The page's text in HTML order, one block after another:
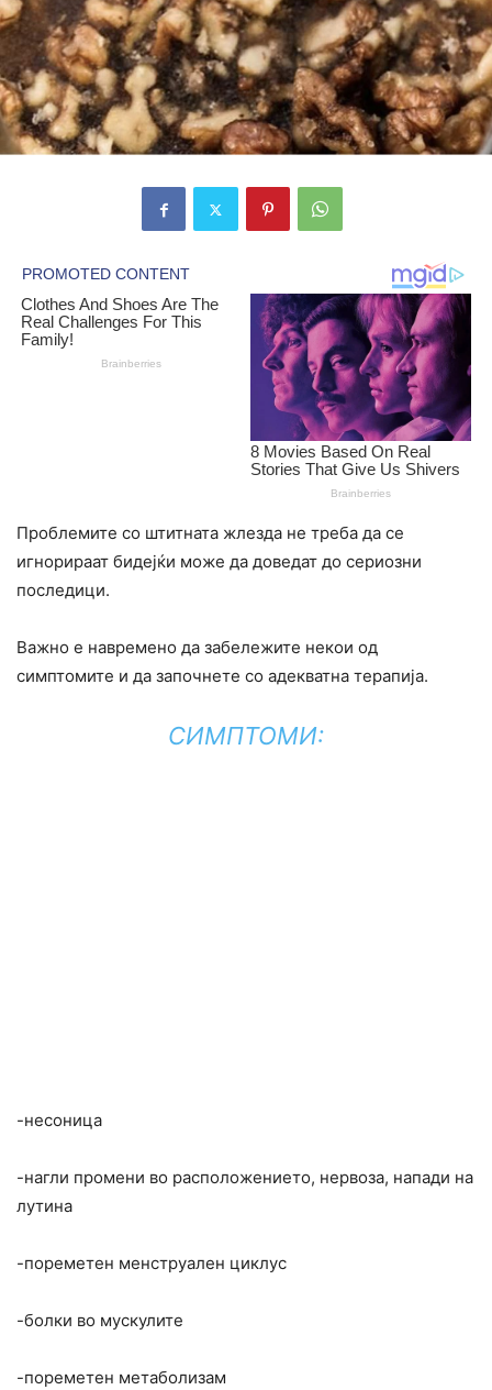
Проблемите со штитната жлезда не треба да се
игнорираат бидејќи може да доведат до сериозни
последици.
Важно е навремено да забележите некои од
симптомите и да започнете со адекватна терапија.
СИМПТОМИ:
-несоница
-нагли промени во расположението, нервоза, напади на
лутина
-пореметен менструален циклус
-болки во мускулите
-пореметен метаболизам